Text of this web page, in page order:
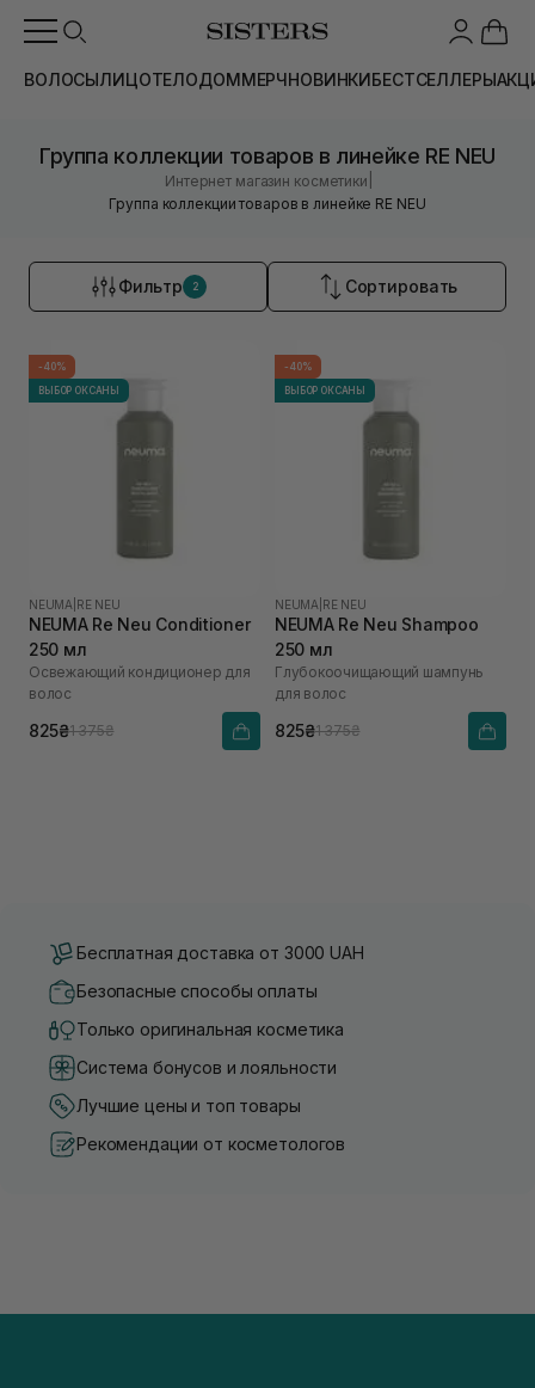
ВОЛОСЫЛИЦОТЕЛОДОММЕРЧНОВИНКИБЕСТСЕЛЛЕРЫ
Группа коллекции товаров в линейке RE NEU
Интернет магазин косметики
Группа коллекции товаров в линейке RE NEU
Фильтр 2 Сортировать
-40%
ВЫБОР ОКСАНЫ
NEUMA RE NEU
NEUMA Re Neu Conditioner
250 мл
Освежающий кондиционер для
волос
825₴1 375₴
-40%
ВЫБОР ОКСАНЫ
NEUMA RE NEU
NEUMA Re Neu Shampoo
250 мл
Глубокоочищающий шампунь
для волос
825₴1 375₴
Бесплатная доставка от 3000 UAH
Безопасные способы оплаты
Только оригинальная косметика
Система бонусов и лояльности
Лучшие цены и топ товары
Рекомендации от косметологов